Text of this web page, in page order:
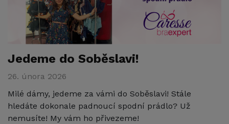
Jedeme do Soběslavi!
26. února 2026
Milé dámy, jedeme za vámi do Soběslavi! Stále
hledáte dokonale padnoucí spodní prádlo? Už
nemusíte! My vám ho přivezeme!